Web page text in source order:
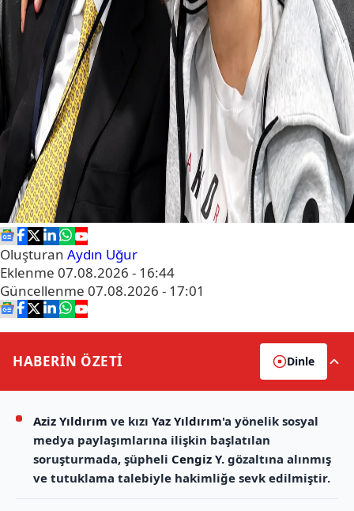
Oluşturan Aydın Uğur
Eklenme 07.08.2026 - 16:44
Güncellenme 07.08.2026 - 17:01
HABERİN ÖZETİ Dinle
Aziz Yıldırım ve kızı Yaz Yıldırım'a yönelik sosyal
medya paylaşımlarına ilişkin başlatılan
soruşturmada, şüpheli Cengiz Y. gözaltına alınmış
ve tutuklama talebiyle hakimliğe sevk edilmiştir.